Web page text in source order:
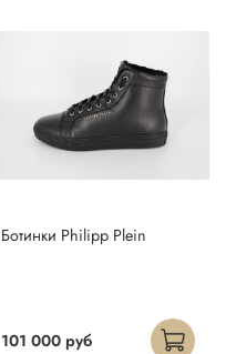
Ботинки Philipp Plein
101 000 руб